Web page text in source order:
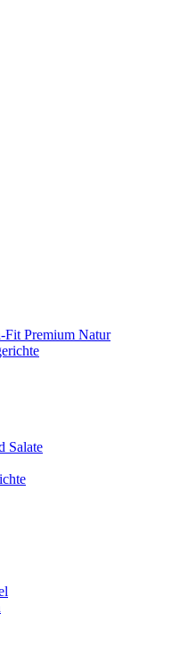
Fit Premium Natur
Salate